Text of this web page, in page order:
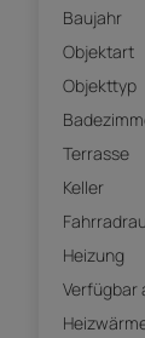
Baujahr
Objektart
Objekttyp
Terrasse
Keller
Heizung
Verfügbar